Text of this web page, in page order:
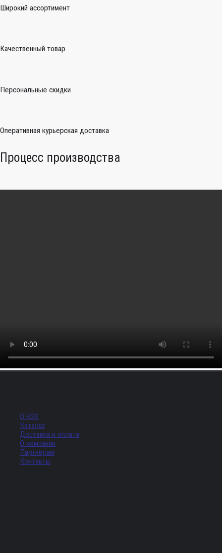
Широкий ассортимент
Качественный товар
Персональные скидки
Оперативная курьерская доставка
Процесс производства
О KSX
Каталог
Доставка и оплата
О компании
Партнерам
Контакты